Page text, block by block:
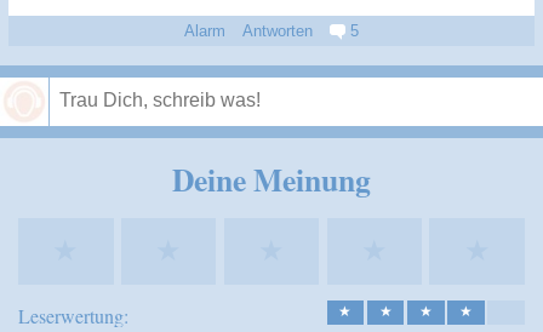
Alarm Antworten 5
Deine Meinung
Leserwertung: ★ ★ ★ ★